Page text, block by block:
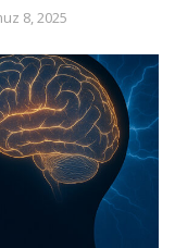
8, 2025